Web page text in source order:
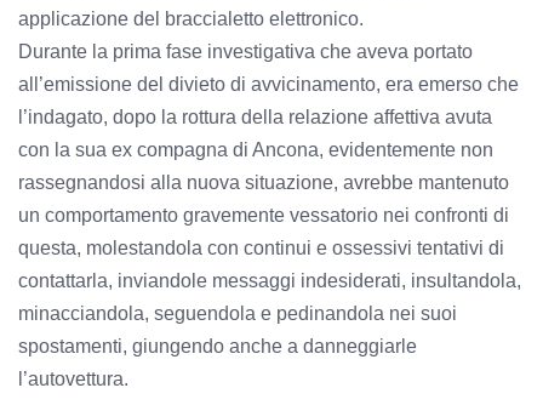
applicazione del braccialetto elettronico.
Durante la prima fase investigativa che aveva portato
all’emissione del divieto di avvicinamento, era emerso che
l’indagato, dopo la rottura della relazione affettiva avuta
con la sua ex compagna di Ancona, evidentemente non
rassegnandosi alla nuova situazione, avrebbe mantenuto
un comportamento gravemente vessatorio nei confronti di
questa, molestandola con continui e ossessivi tentativi di
contattarla, inviandole messaggi indesiderati, insultandola,
minacciandola, seguendola e pedinandola nei suoi
spostamenti, giungendo anche a danneggiarle
l’autovettura.